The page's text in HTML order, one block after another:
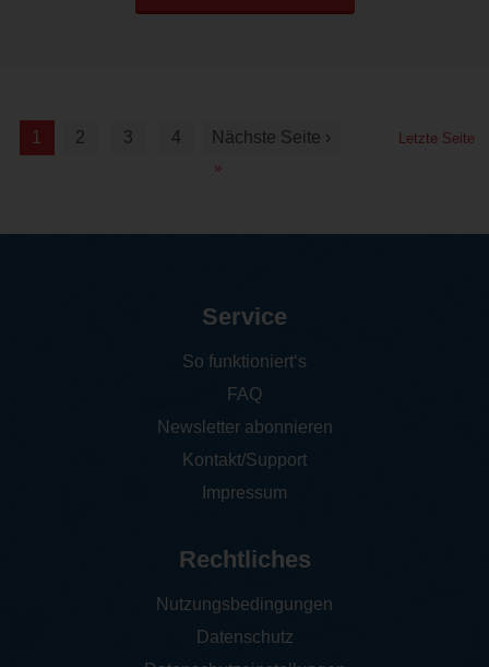
1 2 3 4 Nächste Seite ›
Letzte Seite
»
Service
So funktioniert‘s
FAQ
Newsletter abonnieren
Kontakt/Support
Impressum
Rechtliches
Nutzungsbedingungen
Datenschutz